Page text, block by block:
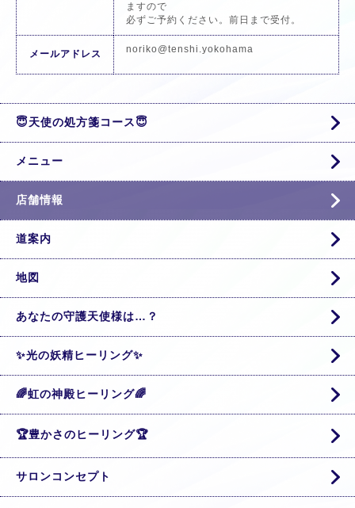
ますので
必ずご予約ください。前日まで受付。
メールアドレス noriko@tenshi.yokohama
😇天使の処方箋コース😇
メニュー
店舗情報
道案内
地図
あなたの守護天使様は…？
✨光の妖精ヒーリング✨
🌈虹の神殿ヒーリング🌈
🏆豊かさのヒーリング🏆
サロンコンセプト